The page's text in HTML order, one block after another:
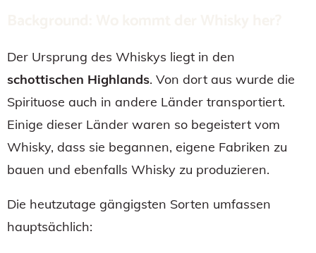
Der Ursprung des Whiskys liegt in den
schottischen Highlands. Von dort aus wurde die
Spirituose auch in andere Länder transportiert.
Einige dieser Länder waren so begeistert vom
Whisky, dass sie begannen, eigene Fabriken zu
bauen und ebenfalls Whisky zu produzieren.
Die heutzutage gängigsten Sorten umfassen
hauptsächlich: